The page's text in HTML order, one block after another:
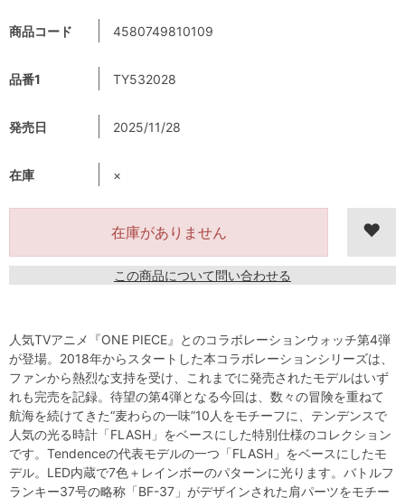
商品コード 4580749810109
品番1 TY532028
発売日 2025/11/28
在庫 ×
在庫がありません
この商品について問い合わせる
人気TVアニメ『ONE PIECE』とのコラボレーションウォッチ第4弾
が登場。2018年からスタートした本コラボレーションシリーズは、
ファンから熱烈な支持を受け、これまでに発売されたモデルはいず
れも完売を記録。待望の第4弾となる今回は、数々の冒険を重ねて
航海を続けてきた“麦わらの一味”10人をモチーフに、テンデンスで
人気の光る時計「FLASH」をベースにした特別仕様のコレクション
です。Tendenceの代表モデルの一つ「FLASH」をベースにしたモ
デル。LED内蔵で7色＋レインボーのパターンに光ります。バトルフ
ランキー37号の略称「BF-37」がデザインされた肩パーツをモチー